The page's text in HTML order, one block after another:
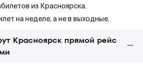
из Красноярска.
на неделе, а не в выходные.
Красноярск прямой рейс